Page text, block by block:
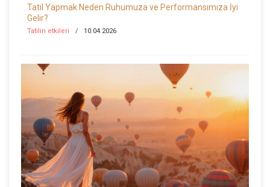
Tatil Yapmak Neden Ruhumuza ve Performansımıza İyi
Gelir?
Tatilin etkileri 10.04.2026